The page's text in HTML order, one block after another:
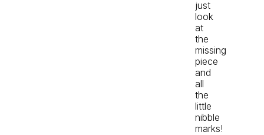
just
look
at
the
missing
piece
and
all
the
little
nibble
marks!